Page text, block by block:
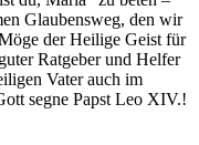
Glaubensweg, den wir
der Heilige Geist für
Ratgeber und Helfer
Vater auch im
segne Papst Leo XIV.!